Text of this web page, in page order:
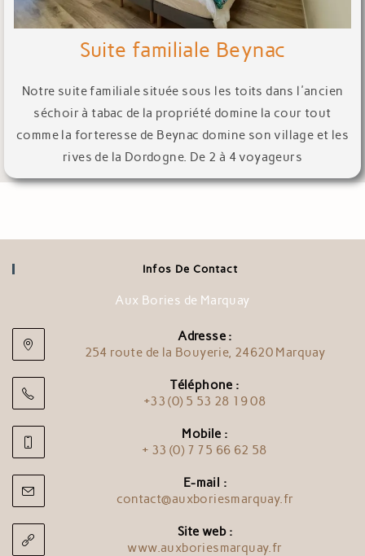
Suite familiale Beynac
Notre suite familiale située sous les toits dans l'ancien
séchoir à tabac de la propriété domine la cour tout
comme la forteresse de Beynac domine son village et les
rives de la Dordogne. De 2 à 4 voyageurs
Infos De Contact
Aux Bories de Marquay
Adresse :
254 route de la Bouyerie, 24620 Marquay
Téléphone :
+33 (0) 5 53 28 19 08
Mobile :
+ 33 (0) 7 75 66 62 58
E-mail :
contact@auxboriesmarquay.fr
Site web :
www.auxboriesmarquay.fr